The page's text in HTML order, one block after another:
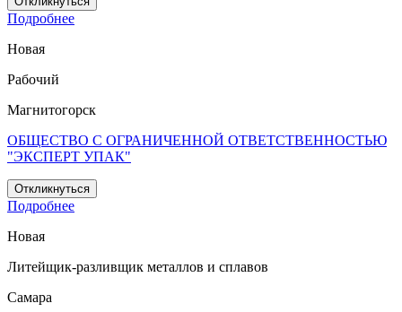
Подробнее
Новая
Рабочий
Магнитогорск
ОБЩЕСТВО С ОГРАНИЧЕННОЙ ОТВЕТСТВЕННОСТЬЮ
"ЭКСПЕРТ УПАК"
Откликнуться
Подробнее
Новая
Литейщик-разливщик металлов и сплавов
Самара